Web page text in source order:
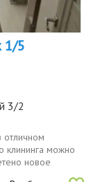
1/5
3/2
отличном
клининга можно
новое
с новым